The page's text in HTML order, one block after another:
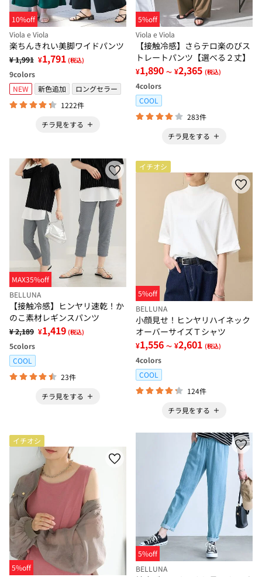
10%off
Viola e Viola
楽ちんきれい美脚ワイドパンツ
¥ 1,991 ¥1,791 (税込)
9colors
NEW
新色追加
ロングセラー
1222件
チラ見をする
5%off
Viola e Viola
【接触冷感】さらテロ楽のびス
トレートパンツ【選べる２丈】
¥1,890 ～ ¥2,365 (税込)
4colors
COOL
283件
チラ見をする
MAX35%off
BELLUNA
【接触冷感】ヒンヤリ速乾！か
のこ素材レギンスパンツ
¥ 2,189 ¥1,419 (税込)
5colors
COOL
23件
チラ見をする
イチオシ
5%off
BELLUNA
小顔見せ！ヒンヤリハイネック
オーバーサイズＴシャツ
¥1,556 ～ ¥2,601 (税込)
4colors
COOL
124件
チラ見をする
イチオシ
5%off
5%off
BELLUNA